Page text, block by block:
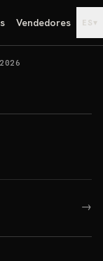
Vendedores ES ▾
→